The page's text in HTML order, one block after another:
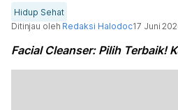
Hidup Sehat
Ditinjau oleh Redaksi Halodoc17 Juni
Facial Cleanser: Pilih Terbaik!